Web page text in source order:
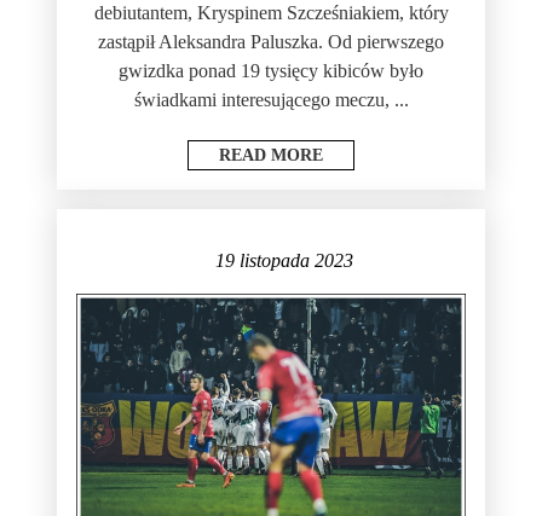
debiutantem, Kryspinem Szcześniakiem, który
zastąpił Aleksandra Paluszka. Od pierwszego
gwizdka ponad 19 tysięcy kibiców było
świadkami interesującego meczu, ...
READ MORE
19 listopada 2023